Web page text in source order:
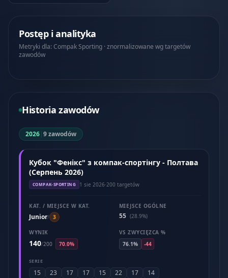
Postęp i analityka
Metryki dla: Compak Sporting · znormalizowane wg targetów
zawodów
Historia zawodów
2026|9 zawodów
Кубок "Фенікс" з компак-спортінгу - Полтава
(Серпень 2026)
COMPAK-SPORTING 1 sie 2026·200 targetów
KAT. / MIEJSCE W KAT.
Junior/ 3
MIEJSCE OGÓLNE
55 (28.9%)
WYNIK
140/200 70.0%
VS ZWYCIĘZCA %
76.1%
-44
SERIE
15 23 17 17 15 22 17 14